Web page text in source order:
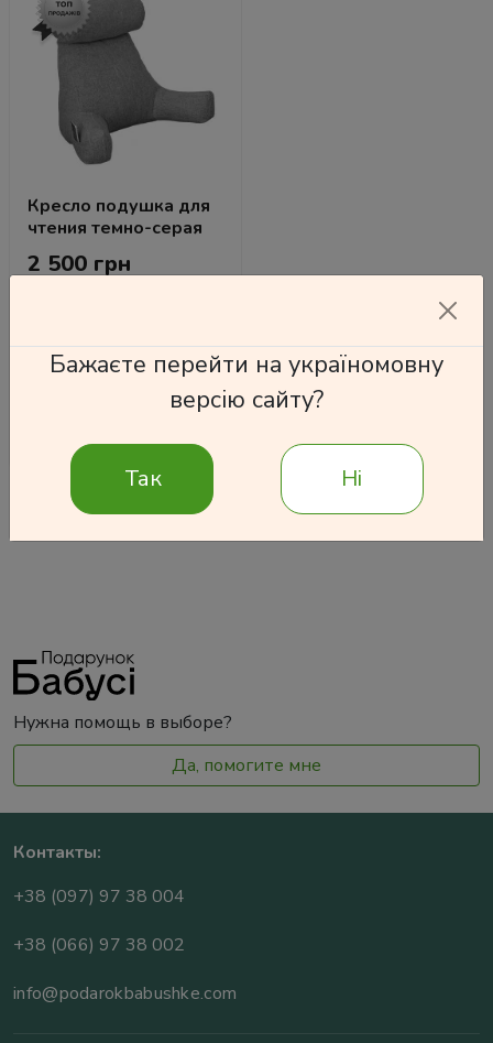
Кресло подушка для
чтения темно-серая
2 500 грн
Нужна помощь в выборе?
Да, помогите мне
Контакты:
+38 (097) 97 38 004
+38 (066) 97 38 002
info@podarokbabushke.com
Бажаєте перейти на україномовну
версію сайту?
Так Ні